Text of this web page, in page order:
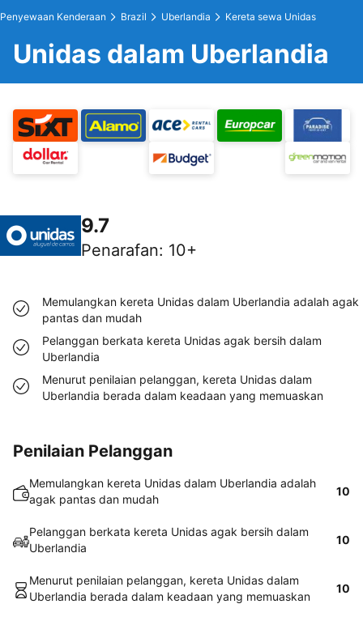
Penyewaan Kenderaan Brazil Uberlandia Kereta sewa Unidas
Unidas dalam Uberlandia
9.7
Penarafan: 10+
Memulangkan kereta Unidas dalam Uberlandia adalah agak
pantas dan mudah
Pelanggan berkata kereta Unidas agak bersih dalam
Uberlandia
Menurut penilaian pelanggan, kereta Unidas dalam
Uberlandia berada dalam keadaan yang memuaskan
Penilaian Pelanggan
Memulangkan kereta Unidas dalam Uberlandia adalah
agak pantas dan mudah
10
Pelanggan berkata kereta Unidas agak bersih dalam
Uberlandia
10
Menurut penilaian pelanggan, kereta Unidas dalam
Uberlandia berada dalam keadaan yang memuaskan
10